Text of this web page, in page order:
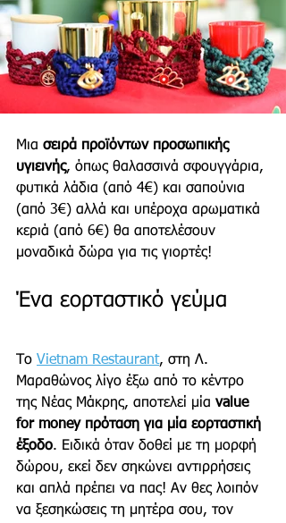
Μια σειρά προϊόντων προσωπικής
υγιεινής, όπως θαλασσινά σφουγγάρια,
φυτικά λάδια (από 4€) και σαπούνια
(από 3€) αλλά και υπέροχα αρωματικά
κεριά (από 6€) θα αποτελέσουν
μοναδικά δώρα για τις γιορτές!
Ένα εορταστικό γεύμα
Το Vietnam Restaurant, στη Λ.
Μαραθώνος λίγο έξω από το κέντρο
της Νέας Μάκρης, αποτελεί μία value
for money πρόταση για μία εορταστική
έξοδο. Ειδικά όταν δοθεί με τη μορφή
δώρου, εκεί δεν σηκώνει αντιρρήσεις
και απλά πρέπει να πας! Αν θες λοιπόν
να ξεσηκώσεις τη μητέρα σου, τον